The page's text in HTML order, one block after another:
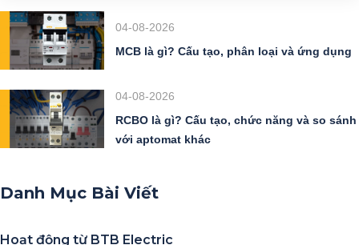
04-08-2026
MCB là gì? Cấu tạo, phân loại và ứng dụng
04-08-2026
RCBO là gì? Cấu tạo, chức năng và so sánh
với aptomat khác
Danh Mục Bài Viết
Hoạt động từ BTB Electric